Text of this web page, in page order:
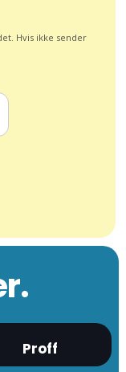
Hvis ikke sender
Proff